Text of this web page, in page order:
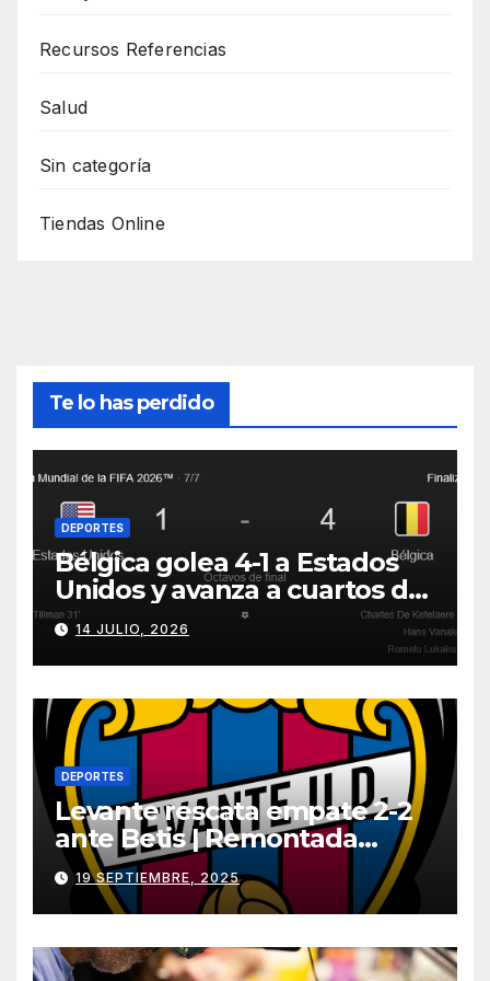
Recursos Referencias
Salud
Sin categoría
Tiendas Online
Te lo has perdido
DEPORTES
Bélgica golea 4-1 a Estados
Unidos y avanza a cuartos del
Mundial 2026
14 JULIO, 2026
DEPORTES
Levante rescata empate 2-2
ante Betis | Remontada
incluida
19 SEPTIEMBRE, 2025